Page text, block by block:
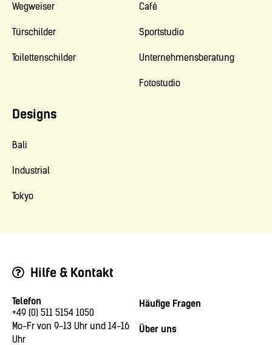
Designs
Wegweiser
Türschilder
Toilettenschilder
Bali
Industrial
Tokyo
Café
Sportstudio
Unternehmensberatung
Fotostudio
Hilfe & Kontakt
Telefon
+49 (0) 511 5154 1050
Mo-Fr von 9-13 Uhr und 14-16
Uhr
Häufige Fragen
Über uns